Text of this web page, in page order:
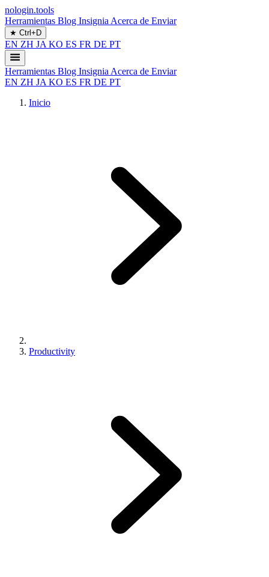
nologin.tools
Herramientas Blog Insignia Acerca de Enviar
★ Ctrl+D
EN ZH JA KO ES FR DE PT
Herramientas Blog Insignia Acerca de Enviar
EN ZH JA KO ES FR DE PT
Inicio
Productivity